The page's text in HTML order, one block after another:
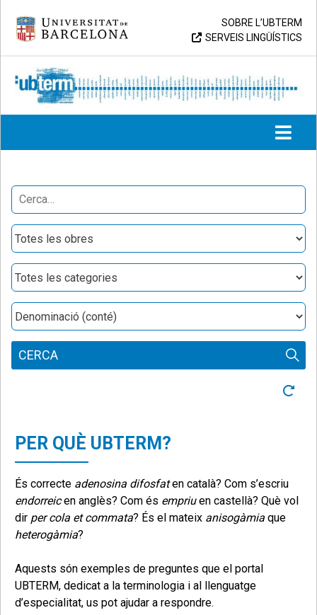
content
Universitat de Barcelona
SOBRE L’UBTERM
SERVEIS LINGÜÍSTICS
UB > UBTERM
Search
for:
Obres
Categories
Denominació
CERCA
PER QUÈ UBTERM?
És correcte adenosina difosfaten català? Com s’escriu
endorreicen anglès? Com és empriuen castellà? Què vol
dir per cola et commata? És el mateix anisogàmia que
heterogàmia?
Aquests són exemples de preguntes que el portal
UBTERM, dedicat a la terminologia i al llenguatge
d’especialitat, us pot ajudar a respondre.